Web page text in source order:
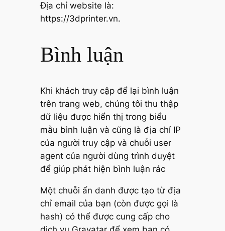
Địa chỉ website là:
https://3dprinter.vn.
Bình luận
Khi khách truy cập để lại bình luận
trên trang web, chúng tôi thu thập
dữ liệu được hiển thị trong biểu
mẫu bình luận và cũng là địa chỉ IP
của người truy cập và chuỗi user
agent của người dùng trình duyệt
để giúp phát hiện bình luận rác
Một chuỗi ẩn danh được tạo từ địa
chỉ email của bạn (còn được gọi là
hash) có thể được cung cấp cho